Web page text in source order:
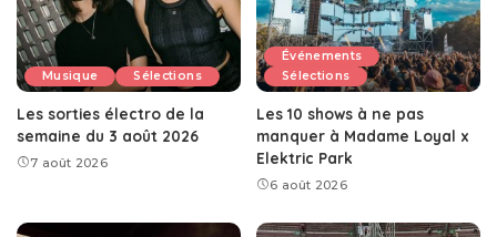
Musique Sélections
Les sorties électro de la
semaine du 3 août 2026
7 août 2026
Événements
Sélections
Les 10 shows à ne pas
manquer à Madame Loyal x
Elektric Park
6 août 2026